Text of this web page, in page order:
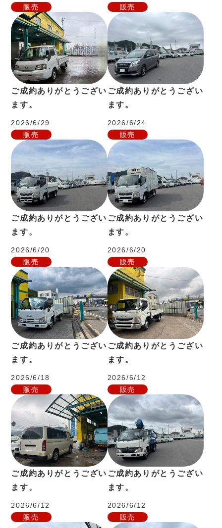
販売
販売
ご成約ありがとうござい
ます。
2026/6/29
販売
ご成約ありがとうござい
ます。
2026/6/24
販売
ご成約ありがとうござい
ます。
2026/6/20
販売
ご成約ありがとうござい
ます。
2026/6/20
販売
ご成約ありがとうござい
ます。
2026/6/18
販売
ご成約ありがとうござい
ます。
2026/6/12
販売
ご成約ありがとうござい
ます。
2026/6/12
販売
ご成約ありがとうござい
ます。
2026/6/12
販売